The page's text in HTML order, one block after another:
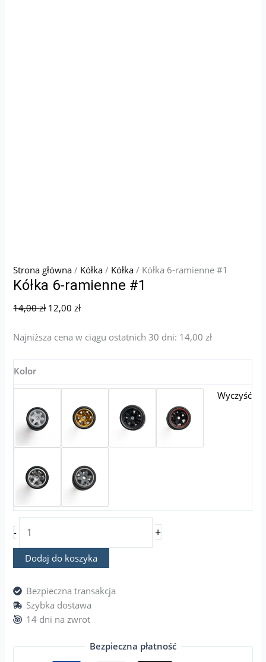
Strona główna / Kółka / Kółka / Kółka 6-ramienne #1
Kółka 6-ramienne #1
14,00zł 12,00zł
Najniższa cena w ciągu ostatnich 30 dni: 14,00zł
Kolor
Wyczyść
- +
Dodaj do koszyka
Bezpieczna transakcja
Szybka dostawa
14 dni na zwrot
Bezpieczna płatność